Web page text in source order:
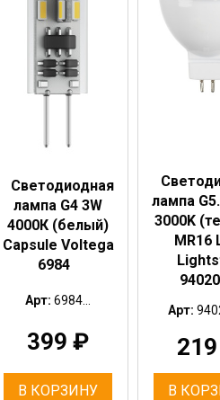
Светодиодная
лампа G4 3W
4000К (белый)
Capsule Voltega
6984
Арт: 6984...
399 ₽
В КОРЗИНУ
лампа
3000K
MR16
Арт:
В